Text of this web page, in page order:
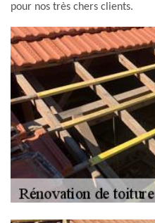
pour nos très chers clients.